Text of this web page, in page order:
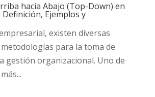
hacia Abajo (Top-Down) en
Ejemplos y
existen diversas
para la toma de
gestión organizacional. Uno de